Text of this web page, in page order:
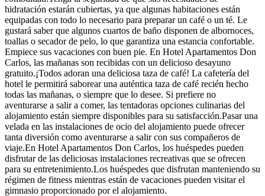
hidratación estarán cubiertas, ya que algunas habitaciones están
equipadas con todo lo necesario para preparar un café o un té. Le
gustará saber que algunos cuartos de baño disponen de albornoces,
toallas o secador de pelo, lo que garantiza una estancia confortable.
Empiece sus vacaciones con buen pie. En Hotel Apartamentos Don
Carlos, las mañanas son recibidas con un delicioso desayuno
gratuito.¡Todos adoran una deliciosa taza de café! La cafetería del
hotel le permitirá saborear una auténtica taza de café recién hecho
todas las mañanas, o siempre que lo desee. Si prefiere no
aventurarse a salir a comer, las tentadoras opciones culinarias del
alojamiento están siempre disponibles para su satisfacción.Pasar una
velada en las instalaciones de ocio del alojamiento puede ofrecer
tanta diversión como aventurarse a salir con sus compañeros de
viaje.En Hotel Apartamentos Don Carlos, los huéspedes pueden
disfrutar de las deliciosas instalaciones recreativas que se ofrecen
para su entretenimiento.Los huéspedes que disfrutan manteniendo su
régimen de fitness mientras están de vacaciones pueden visitar el
gimnasio proporcionado por el alojamiento.